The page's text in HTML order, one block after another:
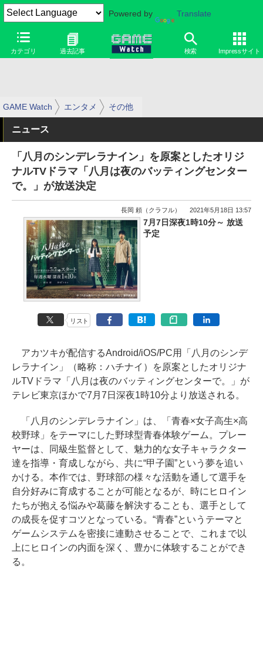
Powered by Translate
カテゴリ 過去記事 検索 Impressサイト
GAME Watch エンタメ その他
ニュース
「八月のシンデレラナイン」を原案としたオリジ
ナルTVドラマ「八月は夜のバッティングセンター
で。」が放送決定
長岡 頼（クラフル） 2021年5月18日 13:57
7月7日深夜1時10分～ 放送
予定
リスト
アカツキが配信するAndroid/iOS/PC用「八月のシンデ
レラナイン」（略称：ハチナイ）を原案としたオリジナ
ルTVドラマ「八月は夜のバッティングセンターで。」が
テレビ東京ほかで7月7日深夜1時10分より放送される。
「八月のシンデレラナイン」は、「青春×女子高生×高
校野球」をテーマにした野球型青春体験ゲーム。プレー
ヤーは、同級生監督として、魅力的な女子キャラクター
達を指導・育成しながら、共に“甲子園”という夢を追い
かける。本作では、野球部の様々な活動を通して選手を
自分好みに育成することが可能となるが、時にヒロイン
たちが抱える悩みや葛藤を解決することも、選手として
の成長を促すコツとなっている。“青春”というテーマと
ゲームシステムを密接に連動させることで、これまで以
上にヒロインの内面を深く、豊かに体験することができ
る。